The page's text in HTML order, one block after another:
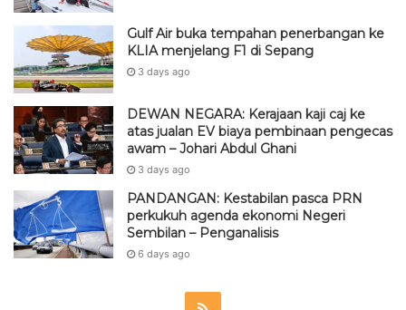
Gulf Air buka tempahan penerbangan ke
KLIA menjelang F1 di Sepang
3 days ago
DEWAN NEGARA: Kerajaan kaji caj ke
atas jualan EV biaya pembinaan pengecas
awam – Johari Abdul Ghani
3 days ago
PANDANGAN: Kestabilan pasca PRN
perkukuh agenda ekonomi Negeri
Sembilan – Penganalisis
6 days ago